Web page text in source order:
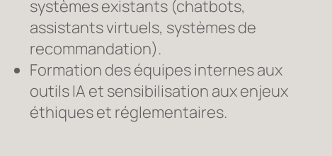
systèmes existants (chatbots,
assistants virtuels, systèmes de
recommandation).
Formation des équipes internes aux
outils IA et sensibilisation aux enjeux
éthiques et réglementaires.